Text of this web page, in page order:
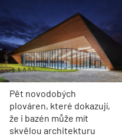
Pět novodobých
plováren, které dokazují,
že i bazén může mít
skvělou architekturu